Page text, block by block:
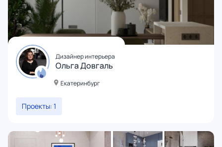
Дизайнер интерьера
Ольга Довгаль
Екатеринбург
Проекты: 1